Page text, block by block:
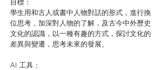
目標：
學生用和古人或書中人物對話的形式，進行換
位思考，加深對人物的了解，及古今中外歷史
文化的認識，以一種有趣的方式，探討文化的
差異與變遷，思考未來的發展。
AI 工具：